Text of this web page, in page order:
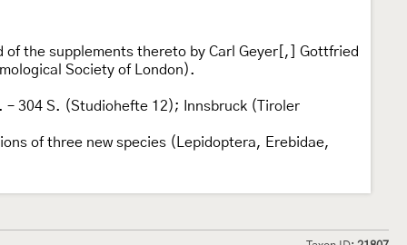
of the supplements thereto by Carl Geyer[,] Gottfried
Society of London).
304 S. (Studiohefte 12); Innsbruck (Tiroler
of three new species (Lepidoptera, Erebidae,